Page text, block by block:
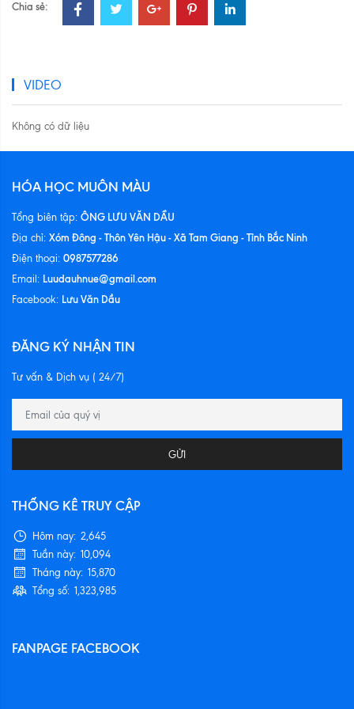
Chia sẻ:
VIDEO
Không có dữ liệu
HÓA HỌC MUÔN MÀU
Tổng biên tập: ÔNG LƯU VĂN DẦU
Địa chỉ: Xóm Đông - Thôn Yên Hậu - Xã Tam Giang - Tỉnh Bắc Ninh
Điện thoại: 0987577286
Email: Luudauhnue@gmail.com
Facebook: Lưu Văn Dầu
ĐĂNG KÝ NHẬN TIN
Tư vấn & Dịch vụ ( 24/7)
GỬI
THỐNG KÊ TRUY CẬP
Hôm nay: 2,645
Tuần này: 10,094
Tháng này: 15,870
Tổng số: 1,323,985
FANPAGE FACEBOOK